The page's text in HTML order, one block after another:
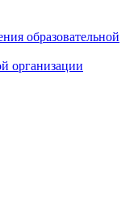
образовательной
организации